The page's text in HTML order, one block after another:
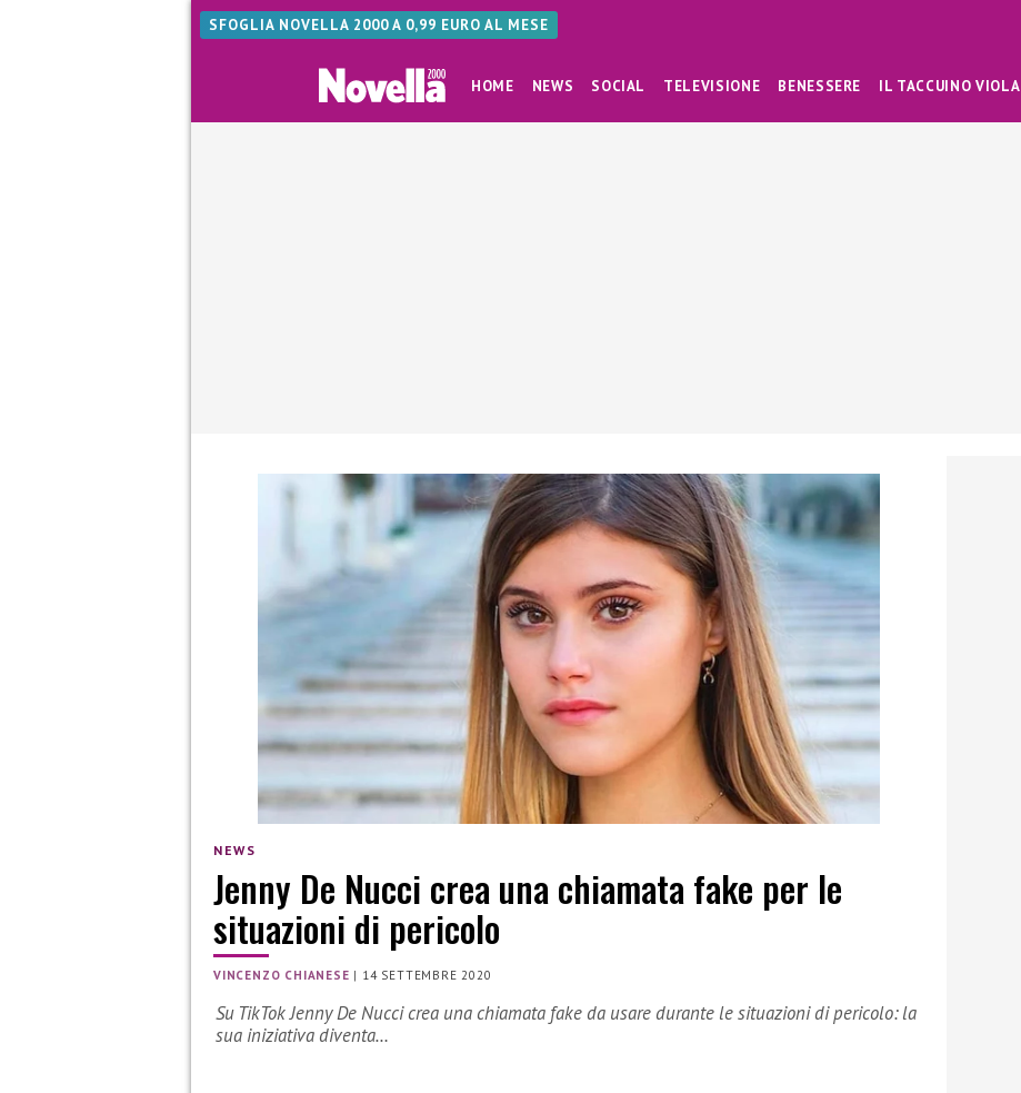
SFOGLIA NOVELLA 2000 A 0,99 EURO AL MESE
HOME NEWS SOCIAL TELEVISIONE BENESSERE IL TACCUINO VIOLA
NEWS
Jenny De Nucci crea una chiamata fake per le
situazioni di pericolo
VINCENZO CHIANESE | 14 SETTEMBRE 2020
Su TikTok Jenny De Nucci crea una chiamata fake da usare durante le situazioni di pericolo: la
sua iniziativa diventa…